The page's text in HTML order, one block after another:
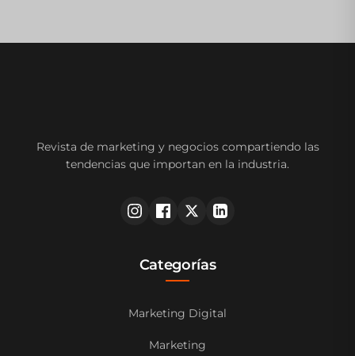
Revista de marketing y negocios compartiendo las
tendencias que importan en la industria.
Categorías
Marketing Digital
Marketing